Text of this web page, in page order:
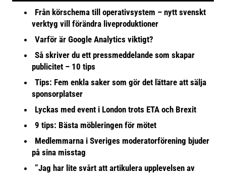
Från körschema till operativsystem – nytt svenskt
verktyg vill förändra liveproduktioner
Varför är Google Analytics viktigt?
Så skriver du ett pressmeddelande som skapar
publicitet – 10 tips
Tips: Fem enkla saker som gör det lättare att sälja
sponsorplatser
Lyckas med event i London trots ETA och Brexit
9 tips: Bästa möbleringen för mötet
Medlemmarna i Sveriges moderatorförening bjuder
på sina misstag
”Jag har lite svårt att artikulera upplevelsen av